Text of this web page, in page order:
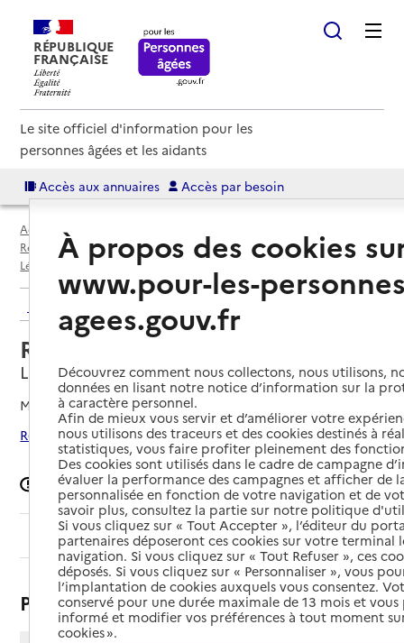
RÉPUBLIQUE
FRANÇAISE
Le site officiel d'information pour les
personnes âgées et les aidants
Accès aux annuaires Accès par besoin
Accueil
Résidences autonomie par département
Gironde (33)
Léognan
Résidence autonomie de Lignac
Retour aux résultats de l'annuaire
Résidence autonomie de Lignac
Léognan, GIRONDE
Mis à jour le07/05/2025
Rechercher les établissements autour de Léognan
Signaler une erreur
Sommaire
Présentation
À propos des cookies
www.pour-les-
agees.gouv.fr
Découvrez comment nous collectons, nous utilisons,
données en lisant notre notice d’information sur la
à caractère personnel.
Afin de mieux vous servir et d’améliorer votre
nous utilisons des traceurs et des cookies destinés à
statistiques, vous faire profiter pleinement des
Des cookies sont utilisés dans le cadre de campagne
évaluer la performance des campagnes et afficher de
personnalisée en fonction de votre navigation et de
savoir plus, consultez la partie sur notre politique
Si vous cliquez sur « Tout Accepter », l’éditeur du
partenaires déposeront ces cookies sur votre terminal
navigation. Si vous cliquez sur « Tout Refuser », ces
déposés. Si vous cliquez sur « Personnaliser », vous
l’implantation de cookies auxquels vous consentez.
conservé pour une durée maximale de 13 mois et
informé et modifier vos préférences à tout moment
cookies ».